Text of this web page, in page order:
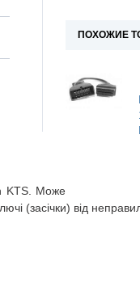
ПОХОЖИЕ
KTS.
Може
(засічки) від